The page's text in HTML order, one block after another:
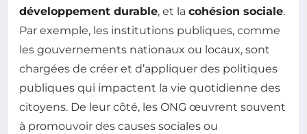
développement durable, et la cohésion sociale.
Par exemple, les institutions publiques, comme
les gouvernements nationaux ou locaux, sont
chargées de créer et d’appliquer des politiques
publiques qui impactent la vie quotidienne des
citoyens. De leur côté, les ONG œuvrent souvent
à promouvoir des causes sociales ou